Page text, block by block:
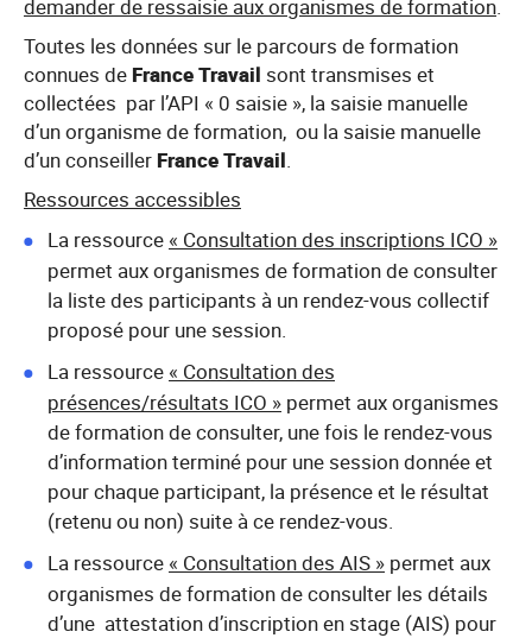
demander de ressaisie aux organismes de formation.
Toutes les données sur le parcours de formation
connues de France Travail sont transmises et
collectées par l’API « 0 saisie », la saisie manuelle
d’un organisme de formation, ou la saisie manuelle
d’un conseiller France Travail.
Ressources accessibles
La ressource « Consultation des inscriptions ICO »
permet aux organismes de formation de consulter
la liste des participants à un rendez-vous collectif
proposé pour une session.
La ressource « Consultation des
présences/résultats ICO » permet aux organismes
de formation de consulter, une fois le rendez-vous
d’information terminé pour une session donnée et
pour chaque participant, la présence et le résultat
(retenu ou non) suite à ce rendez-vous.
La ressource « Consultation des AIS » permet aux
organismes de formation de consulter les détails
d’une attestation d’inscription en stage (AIS) pour